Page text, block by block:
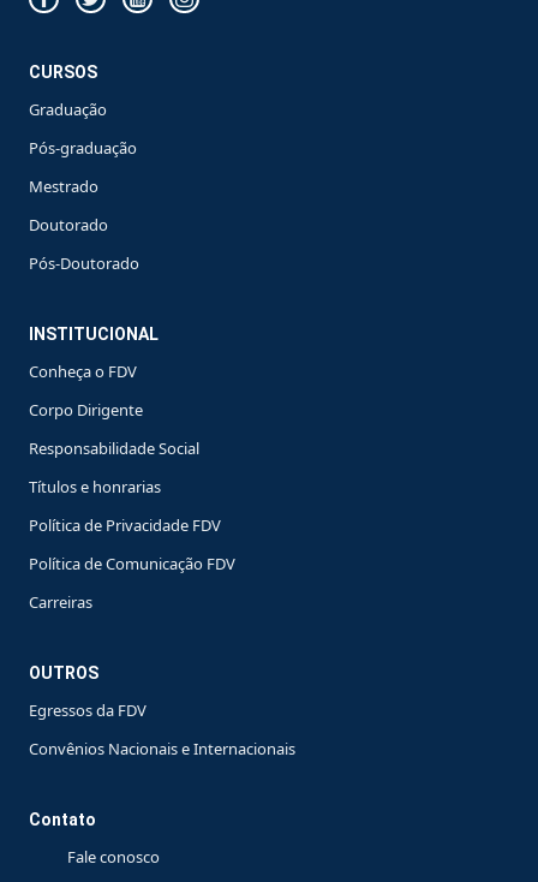
CURSOS
Graduação
Pós-graduação
Mestrado
Doutorado
Pós-Doutorado
INSTITUCIONAL
Conheça o FDV
Corpo Dirigente
Responsabilidade Social
Títulos e honrarias
Política de Privacidade FDV
Política de Comunicação FDV
Carreiras
OUTROS
Egressos da FDV
Convênios Nacionais e Internacionais
Contato
Fale conosco